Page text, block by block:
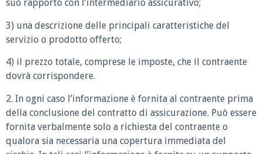
suo rapporto con l’intermediario assicurativo;
3) una descrizione delle principali caratteristiche del
servizio o prodotto offerto;
4) il prezzo totale, comprese le imposte, che il contraente
dovrà corrispondere.
2. In ogni caso l’informazione è fornita al contraente prima
della conclusione del contratto di assicurazione. Può essere
fornita verbalmente solo a richiesta del contraente o
qualora sia necessaria una copertura immediata del